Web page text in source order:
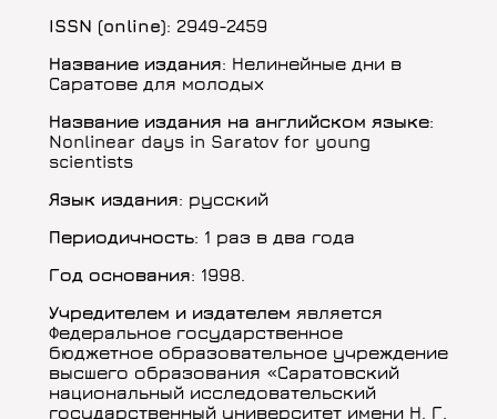
ISSN (online): 2949-2459
Название издания: Нелинейные дни в
Саратове для молодых
Название издания на английском языке:
Nonlinear days in Saratov for young
scientists
Язык издания: русский
Периодичность: 1 раз в два года
Год основания: 1998.
Учредителем и издателем является
Федеральное государственное
бюджетное образовательное учреждение
высшего образования «Саратовский
национальный исследовательский
государственный университет имени Н. Г.